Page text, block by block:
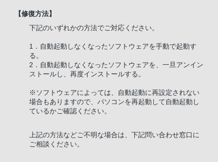
【修復方法】
下記のいずれかの方法でご対応ください。
1．自動起動しなくなったソフトウェアを手動で起動す
る。
2．自動起動しなくなったソフトウェアを、一旦アンイン
ストールし、再度インストールする。
※ソフトウェアによっては、自動起動に再設定されない
場合もありますので、パソコンを再起動して自動起動し
ているかご確認ください。
上記の方法などご不明な場合は、下記問い合わせ窓口に
ご相談ください。